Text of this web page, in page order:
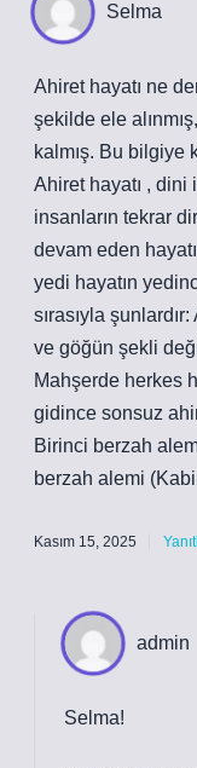
Selma
Ahiret hayatı ne
şekilde ele
kalmış. Bu bilgiye
Ahiret hayatı ,
insanların tekrar
devam eden
yedi hayatın
sırasıyla
ve göğün şekli
Mahşerde herkes
gidince sonsuz
Birinci berzah
berzah alemi
Kasım 15, 2025
admin
Selma!